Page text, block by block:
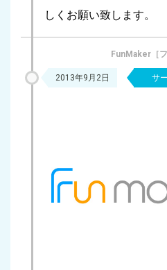
しくお願い致します。
FunMaker［
2013年9月2日 サ